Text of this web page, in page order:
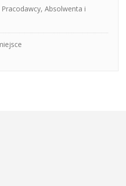
Absolwenta i